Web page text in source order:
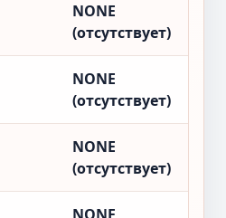
NONE
(отсутствует)
NONE
(отсутствует)
NONE
(отсутствует)